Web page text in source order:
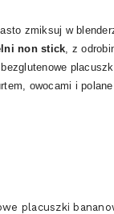
zmiksuj w
non stick , z
bezglutenowe
owocami i